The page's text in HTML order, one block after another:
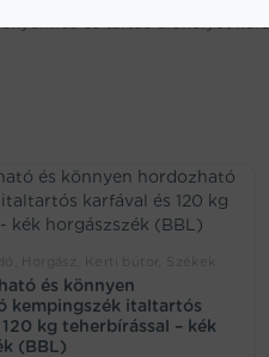
és tartós ülőhelyet
és könnyen
kempingszék italtartós
kg teherbírással – kék
(BBL)